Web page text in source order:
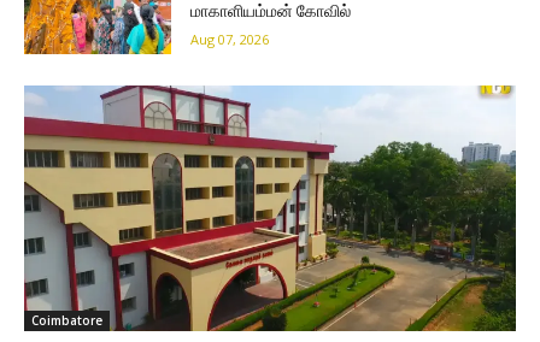
மாகாளியம்மன் கோவில்
Aug 07, 2026
Coimbatore